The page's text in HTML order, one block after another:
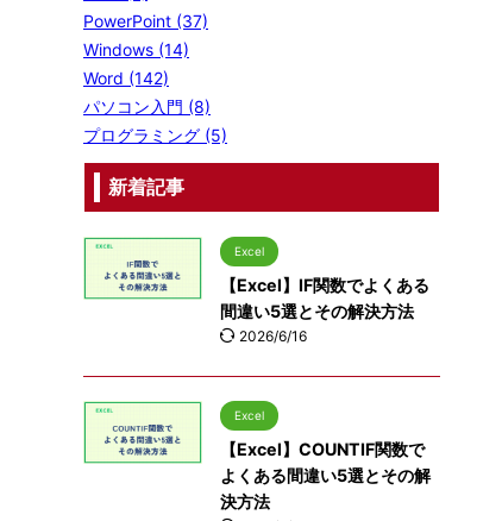
PowerPoint (37)
Windows (14)
Word (142)
パソコン入門 (8)
プログラミング (5)
新着記事
Excel
【Excel】IF関数でよくある
間違い5選とその解決方法
2026/6/16
Excel
【Excel】COUNTIF関数で
よくある間違い5選とその解
決方法